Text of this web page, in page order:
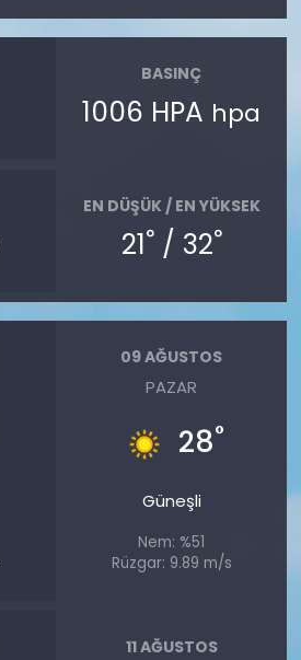
BASINÇ
1006 HPA hpa
EN DÜŞÜK / EN YÜKSEK
21°/ 32°
09 AĞUSTOS
PAZAR
28°
Güneşli
Nem: %51
Rüzgar: 9.89 m/s
11 AĞUSTOS